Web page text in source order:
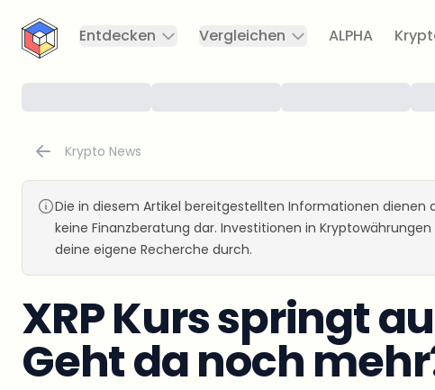
CryptoTicker
Entdecken
Vergleichen ALPHA
Krypto News
Die in diesem Artikel bereitgestellten Informationen
keine Finanzberatung dar. Investitionen in
deine eigene Recherche durch.
XRP Kurs springt
Geht da noch